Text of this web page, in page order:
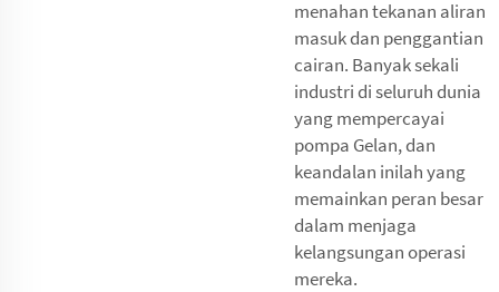
menahan tekanan aliran
masuk dan penggantian
cairan. Banyak sekali
industri di seluruh dunia
yang mempercayai
pompa Gelan, dan
keandalan inilah yang
memainkan peran besar
dalam menjaga
kelangsungan operasi
mereka.